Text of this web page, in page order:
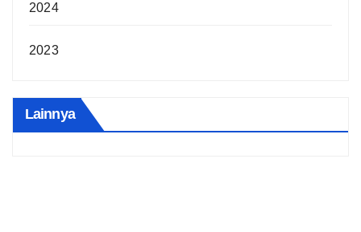
2024
2023
Lainnya